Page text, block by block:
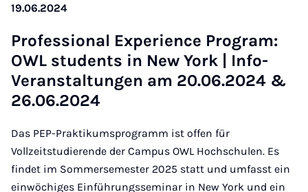
19.06.2024
Pro­fes­si­o­nal Ex­pe­ri­ence Pro­gram:
OWL stu­dents in New York | In­fo-
Ver­an­stal­tun­gen am 20.06.2024 &
26.06.2024
Das PEP-Praktikumsprogramm ist offen für
Vollzeitstudierende der Campus OWL Hochschulen. Es
findet im Sommersemester 2025 statt und umfasst ein
einwöchiges Einführungsseminar in New York und ein